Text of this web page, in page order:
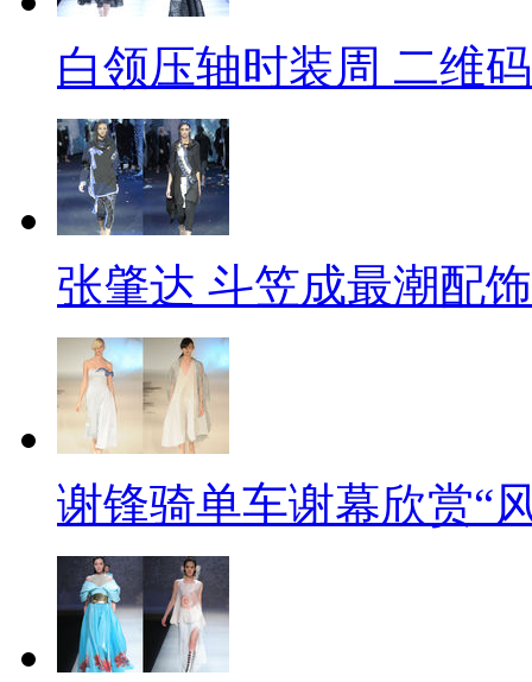
白领压轴时装周 二维
张肇达 斗笠成最潮配
谢锋骑单车谢幕欣赏“